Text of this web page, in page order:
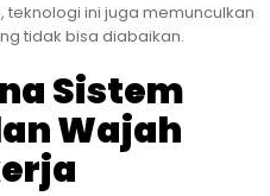
ini juga memunculkan
tidak bisa diabaikan.
Sistem
Wajah